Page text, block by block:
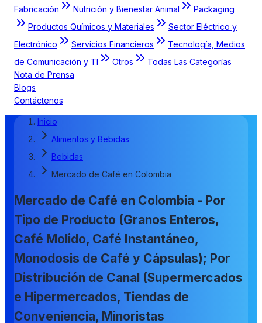
Fabricación
Nutrición y Bienestar Animal
Packaging
Productos Químicos y Materiales
Sector Eléctrico y
Electrónico
Servicios Financieros
Tecnología, Medios
de Comunicación y TI
Otros
Todas Las Categorías
Nota de Prensa
Blogs
Contáctenos
Inicio
Alimentos y Bebidas
Bebidas
Mercado de Café en Colombia
Mercado de Café en Colombia - Por
Tipo de Producto (Granos Enteros,
Café Molido, Café Instantáneo,
Monodosis de Café y Cápsulas); Por
Distribución de Canal (Supermercados
e Hipermercados, Tiendas de
Conveniencia, Minoristas